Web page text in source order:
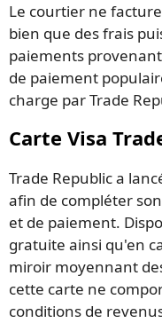
Le courtier ne
bien que des frais
paiements
de paiement
charge par Trade
Carte Visa
Trade Republic a
afin de compléter
et de paiement.
gratuite ainsi qu'en
miroir moyennant
cette carte ne
conditions de